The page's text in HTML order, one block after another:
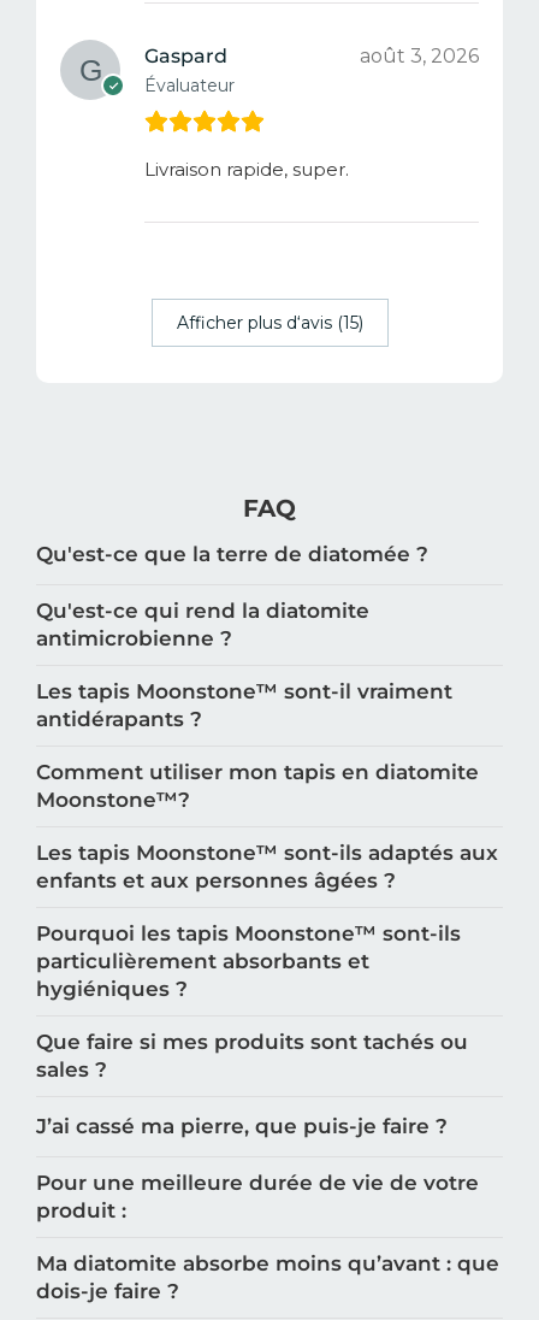
Gaspard
Évaluateur
août 3, 2026
Livraison rapide, super.
Afficher plus d‘avis (15)
FAQ
Qu'est-ce que la terre de diatomée ?
Qu'est-ce qui rend la diatomite
antimicrobienne ?
Les tapis Moonstone™️ sont-il vraiment
antidérapants ?
Comment utiliser mon tapis en diatomite
Moonstone™️?
Les tapis Moonstone™️ sont-ils adaptés aux
enfants et aux personnes âgées ?
Pourquoi les tapis Moonstone™️ sont-ils
particulièrement absorbants et
hygiéniques ?
Que faire si mes produits sont tachés ou
sales ?
J’ai cassé ma pierre, que puis-je faire ?
Pour une meilleure durée de vie de votre
produit :
Ma diatomite absorbe moins qu’avant : que
dois-je faire ?